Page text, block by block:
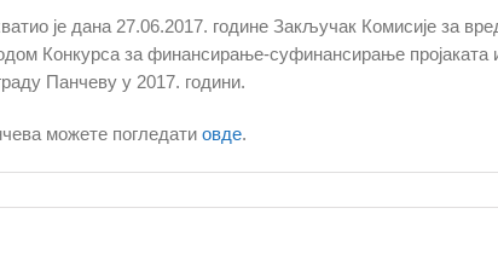
је дана 27.06.2017. године Закључак Комисије за
Конкурса за финансирање-суфинансирање пројаката
Панчеву у 2017. години.
можете погледати овде.